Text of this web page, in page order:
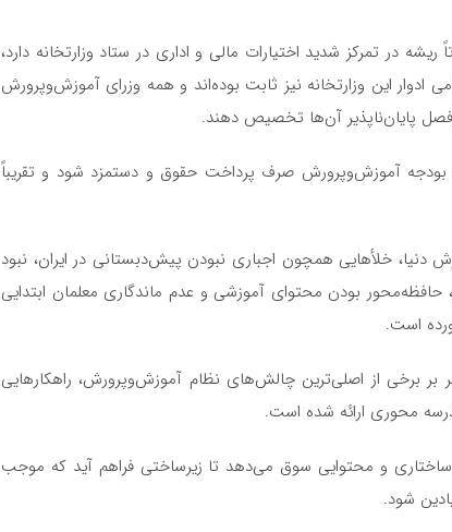
در تمرکز شدید اختیارات مالی و اداری در ستاد وزارتخانه دارد،
این وزارتخانه نیز ثابت بوده‌اند و همه وزرای آموزش‌وپرورش
پایان‌ناپذیر آن‌ها تخصیص دهند.
آموزش‌وپرورش صرف پرداخت حقوق و دستمزد شود و تقریباً
خلأهایی همچون اجباری نبودن پیش‌دبستانی در ایران، نبود
بودن محتوای آموزشی و عدم ماندگاری معلمان ابتدایی
است.
از اصلی‌ترین چالش‌های نظام آموزش‌وپرورش، راهکارهایی
محوری ارائه شده است.
ساختاری و محتوایی سوق می‌دهد تا زیرساختی فراهم آید که موجب
شود.